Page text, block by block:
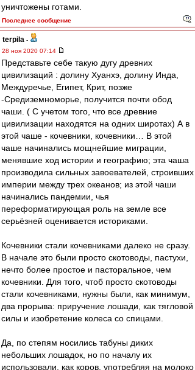
уничтожены готами.
Последнее сообщение
terpila -
28 ноя 2020 07:14
Представьте себе такую дугу древних
цивилизаций : долину Хуанхэ, долину Инда,
Междуречье, Египет, Крит, позже
-Средиземноморье, получится почти обод
чаши. ( С учетом того, что все древние
цивилизации находятся на одних широтах) А в
этой чаше - кочевники, кочевники… В этой
чаше начинались мощнейшие миграции,
менявшие ход истории и географию; эта чаша
производила сильных завоевателей, строивших
империи между трех океанов; из этой чаши
начинались пандемии, чья
переформатирующая роль на земле все
серьёзней оценивается историками.
Кочевники стали кочевниками далеко не сразу.
В начале это были просто скотоводы, пастухи,
нечто более простое и пасторальное, чем
кочевники. Для того, чтоб просто скотоводы
стали кочевниками, нужны были, как минимум,
два прорыва: приручение лошади, как тягловой
силы и изобретение колеса со спицами.
Да, по степям носились табуны диких
небольших лошадок, но по началу их
использовали, как коров, употребляя на молоко